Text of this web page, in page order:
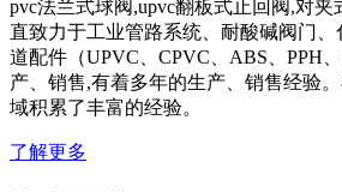
pvc法兰式球阀,upvc翻板式止回阀,对夹
直致力于工业管路系统、耐酸碱阀门
道配件（UPVC、CPVC、ABS、PPH
产、销售,有着多年的生产、销售经验
域积累了丰富的经验。
了解更多